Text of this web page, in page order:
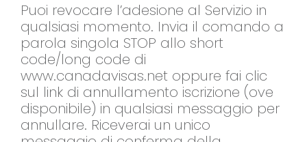
Puoi revocare l’adesione al Servizio in
qualsiasi momento. Invia il comando a
parola singola STOP allo short
code/long code di
www.canadavisas.net oppure fai clic
sul link di annullamento iscrizione (ove
disponibile) in qualsiasi messaggio per
annullare. Riceverai un unico